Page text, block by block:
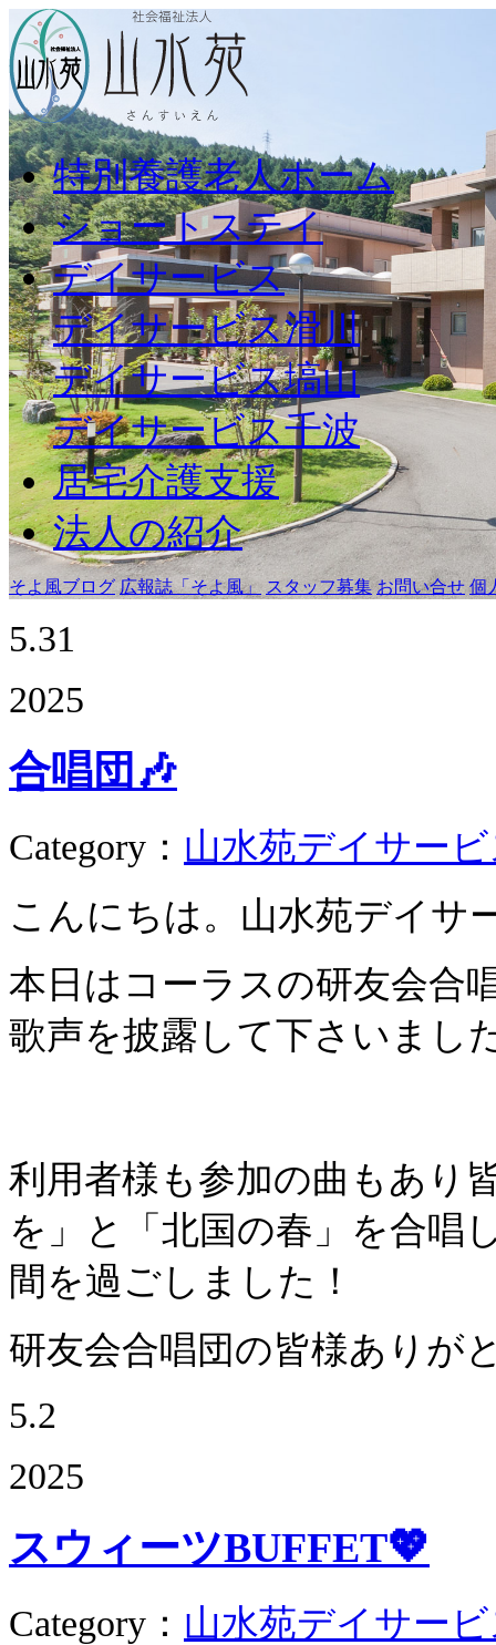
特別養護老人ホーム
ショートステイ
デイサービス
デイサービス滑川
デイサービス塙山
デイサービス千波
居宅介護支援
法人の紹介
そよ風ブログ 広報誌「そよ風」 スタッフ募集 お問い合せ 個
5.31
2025
合唱団🎶
Category ： 山水苑デイサー
こんにちは。山水苑デイサ
本日はコーラスの研友会合
歌声を披露して下さいまし
利用者様も参加の曲もあり
を」と「北国の春」を合唱
間を過ごしました！
研友会合唱団の皆様ありが
5.2
2025
スウィーツBUFFET💖
Category ： 山水苑デイサー